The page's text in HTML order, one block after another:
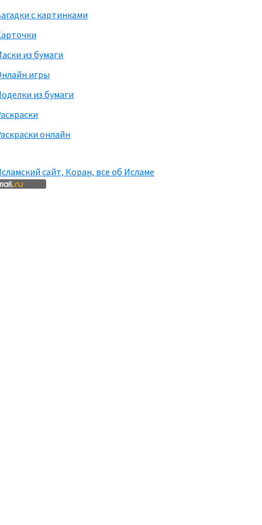
с картинками
из бумаги
игры
из бумаги
онлайн
сайт, Коран, все об Исламе